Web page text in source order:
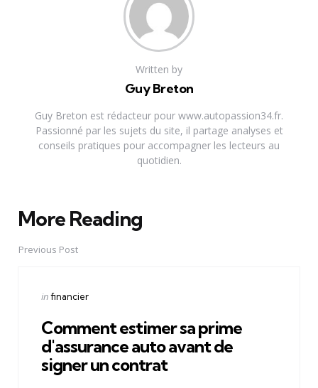
Written by
Guy Breton
Guy Breton est rédacteur pour www.autopassion34.fr.
Passionné par les sujets du site, il partage analyses et
conseils pratiques pour accompagner les lecteurs au
quotidien.
More Reading
Post
navigation
Previous Post
Posted
infinancier
Comment estimer sa prime
d'assurance auto avant de
signer un contrat